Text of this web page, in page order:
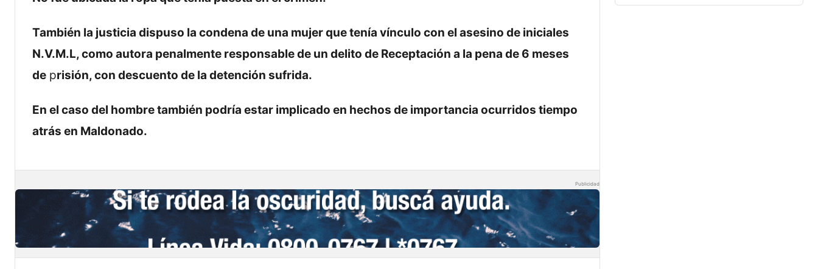
También la justicia dispuso la condena de una mujer que tenía vínculo con el asesino de iniciales
N.V.M.L, como autora penalmente responsable de un delito de Receptación a la pena de 6 meses
de prisión, con descuento de la detención sufrida.
En el caso del hombre también podría estar implicado en hechos de importancia ocurridos tiempo
atrás en Maldonado.
Publicidad